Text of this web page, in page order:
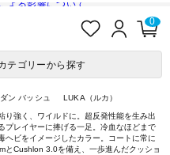
よる影響について
入
ロ
ン
0
テゴリーから探す
ン バッシュ LUKA（ルカ）
り強く、ワイルドに。超反発性能を生み出
プレイヤーに捧げる一足。冷血なほどまで
ヘビをイメージしたカラー。コートに常に
とCushlon 3.0を備え、一歩進んだクッショ